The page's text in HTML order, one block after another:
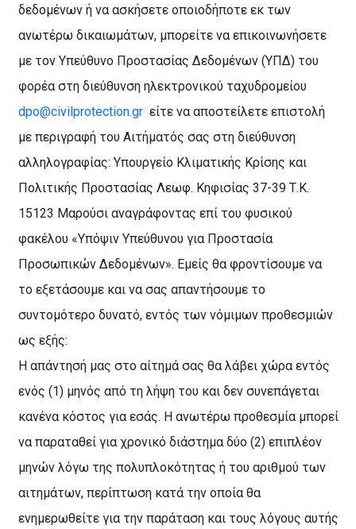
δεδομένων ή να ασκήσετε οποιοδήποτε εκ των
ανωτέρω δικαιωμάτων, μπορείτε να επικοινωνήσετε
με τον Υπεύθυνο Προστασίας Δεδομένων (ΥΠΔ) του
φορέα στη διεύθυνση ηλεκτρονικού ταχυδρομείου
dpo@civilprotection.gr είτε να αποστείλετε επιστολή
με περιγραφή του Αιτήματός σας στη διεύθυνση
αλληλογραφίας: Υπουργείο Κλιματικής Κρίσης και
Πολιτικής Προστασίας Λεωφ. Κηφισίας 37-39 Τ.Κ.
15123 Μαρούσι αναγράφοντας επί του φυσικού
φακέλου «Υπόψιν Υπεύθυνου για Προστασία
Προσωπικών Δεδομένων». Εμείς θα φροντίσουμε να
το εξετάσουμε και να σας απαντήσουμε το
συντομότερο δυνατό, εντός των νόμιμων προθεσμιών
ως εξής:
Η απάντησή μας στο αίτημά σας θα λάβει χώρα εντός
ενός (1) μηνός από τη λήψη του και δεν συνεπάγεται
κανένα κόστος για εσάς. Η ανωτέρω προθεσμία μπορεί
να παραταθεί για χρονικό διάστημα δύο (2) επιπλέον
μηνών λόγω της πολυπλοκότητας ή του αριθμού των
αιτημάτων, περίπτωση κατά την οποία θα
ενημερωθείτε για την παράταση και τους λόγους αυτής